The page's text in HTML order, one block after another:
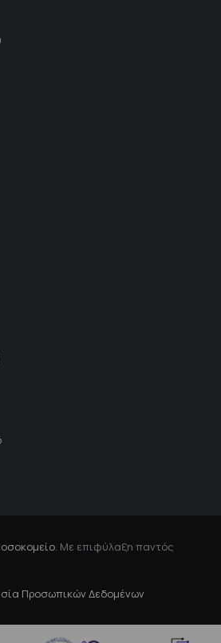
. Με επιφύλαξη παντός
Προσωπικών Δεδομένων